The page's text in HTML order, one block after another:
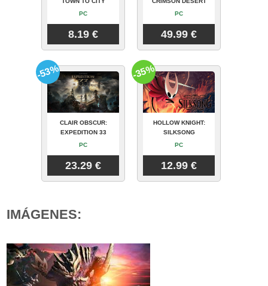
PC
8.19 €
PC
49.99 €
CLAIR OBSCUR:
EXPEDITION 33
PC
23.29 €
-53%
HOLLOW KNIGHT:
SILKSONG
PC
12.99 €
-35%
IMÁGENES: